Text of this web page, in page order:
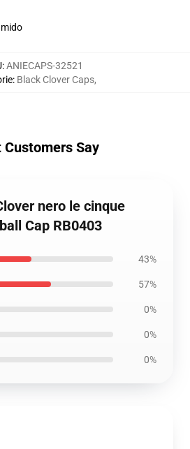
:ANIECAPS-32521
: Black Clover Caps,
Customers Say
nero le cinque
Cap RB0403
43%
57%
0%
0%
0%